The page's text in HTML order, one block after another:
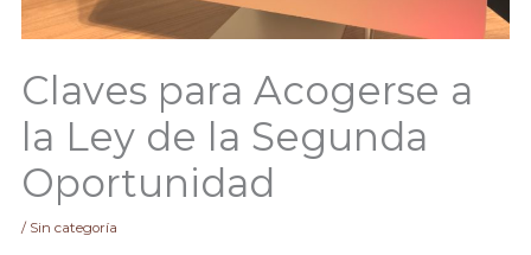
Claves para Acogerse a
la Ley de la Segunda
Oportunidad
/ Sin categoría